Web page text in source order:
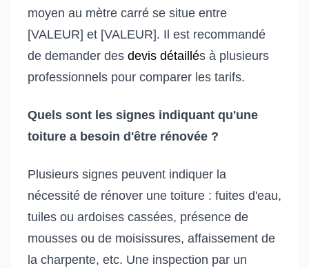
moyen au mètre carré se situe entre
[VALEUR] et [VALEUR]. Il est recommandé
de demander des devis détaillés à plusieurs
professionnels pour comparer les tarifs.
Quels sont les signes indiquant qu'une
toiture a besoin d'être rénovée ?
Plusieurs signes peuvent indiquer la
nécessité de rénover une toiture : fuites d'eau,
tuiles ou ardoises cassées, présence de
mousses ou de moisissures, affaissement de
la charpente, etc. Une inspection par un